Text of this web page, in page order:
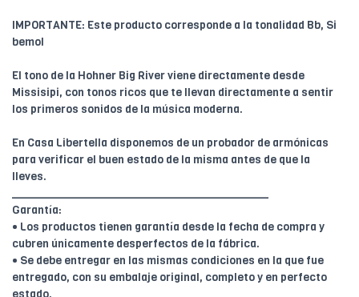
IMPORTANTE: Este producto corresponde a la tonalidad Bb, Si
bemol
El tono de la Hohner Big River viene directamente desde
Missisipi, con tonos ricos que te llevan directamente a sentir
los primeros sonidos de la música moderna.
En Casa Libertella disponemos de un probador de armónicas
para verificar el buen estado de la misma antes de que la
lleves.
________________________________________
Garantía:
• Los productos tienen garantía desde la fecha de compra y
cubren únicamente desperfectos de la fábrica.
• Se debe entregar en las mismas condiciones en la que fue
entregado, con su embalaje original, completo y en perfecto